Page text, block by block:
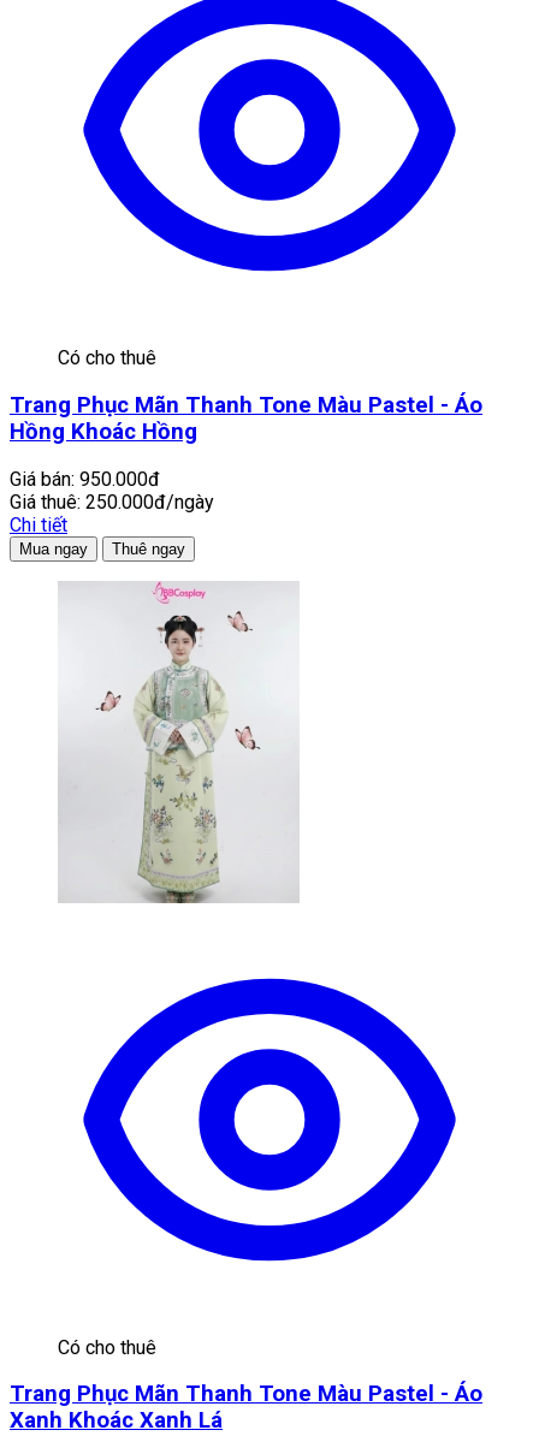
Có cho thuê
Trang Phục Mãn Thanh Tone Màu Pastel - Áo
Hồng Khoác Hồng
Giá bán: 950.000đ
Giá thuê: 250.000đ/ngày
Chi tiết
Mua ngay Thuê ngay
Có cho thuê
Trang Phục Mãn Thanh Tone Màu Pastel - Áo
Xanh Khoác Xanh Lá